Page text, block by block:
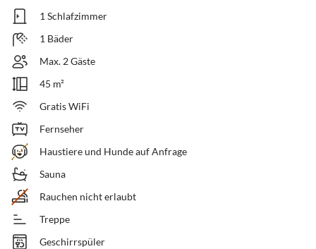
1 Schlafzimmer
1 Bäder
Max. 2 Gäste
45 m²
Gratis WiFi
Fernseher
Haustiere und Hunde auf Anfrage
Sauna
Rauchen nicht erlaubt
Treppe
Geschirrspüler